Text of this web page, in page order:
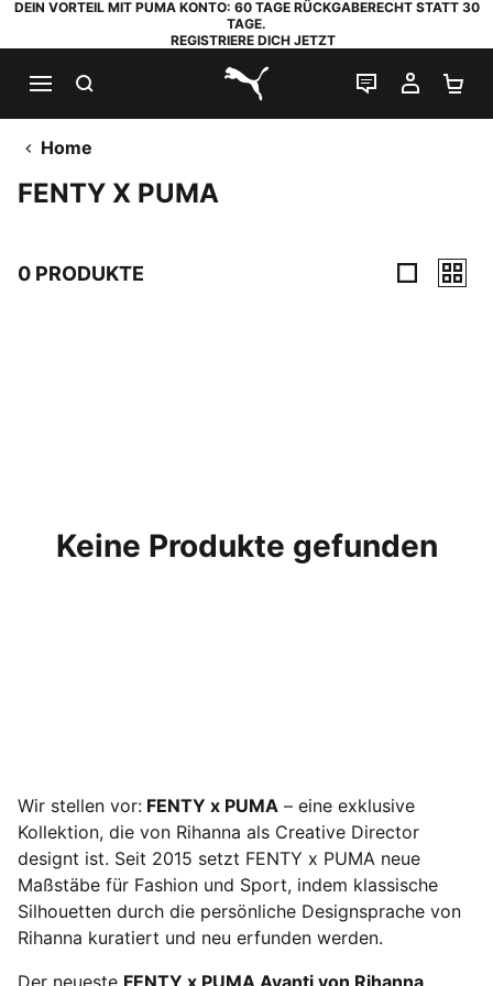
DEIN VORTEIL MIT PUMA KONTO: 60 TAGE RÜCKGABERECHT STATT 30
TAGE.
REGISTRIERE DICH JETZT
PUMA.com
LIVE-CHAT
MEIN
Home
FENTY X PUMA
0 PRODUKTE
Keine Produkte gefunden
Wir stellen vor: FENTY x PUMA – eine exklusive
Kollektion, die von Rihanna als Creative Director
designt ist. Seit 2015 setzt FENTY x PUMA neue
Maßstäbe für Fashion und Sport, indem klassische
Silhouetten durch die persönliche Designsprache von
Rihanna kuratiert und neu erfunden werden.
Der neueste FENTY x PUMA Avanti von Rihanna